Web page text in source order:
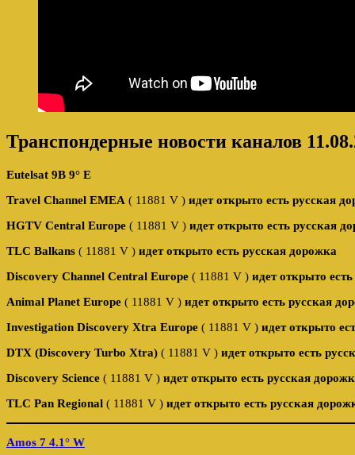
Транспондерные новости каналов
Eutelsat 9B 9° E
Travel Channel EMEA ( 11881 V ) идет открыто есть русская
HGTV Central Europe ( 11881 V ) идет открыто есть русская
TLC Balkans ( 11881 V ) идет открыто есть русская дорожка
Discovery Channel Central Europe ( 11881 V ) идет открыто
Animal Planet Europe ( 11881 V ) идет открыто есть русская
Investigation Discovery Xtra Europe ( 11881 V ) идет открыто
DTX (Discovery Turbo Xtra) ( 11881 V ) идет открыто есть
Discovery Science ( 11881 V ) идет открыто есть русская
TLC Pan Regional ( 11881 V ) идет открыто есть русская
Amos 7 4.1° W